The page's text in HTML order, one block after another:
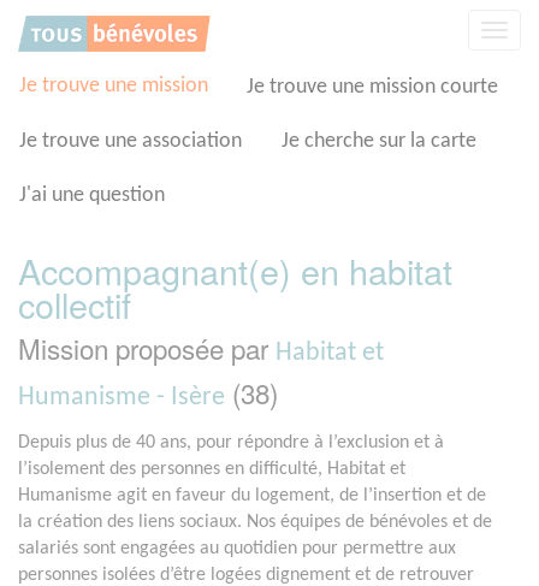
Je trouve une mission Je trouve une mission courte
Je trouve une association Je cherche sur la carte
J'ai une question
Accompagnant(e) en habitat
collectif
Mission proposée par Habitat et
Humanisme - Isère (38)
Depuis plus de 40 ans, pour répondre à l’exclusion et à
l’isolement des personnes en difficulté, Habitat et
Humanisme agit en faveur du logement, de l’insertion et de
la création des liens sociaux. Nos équipes de bénévoles et de
salariés sont engagées au quotidien pour permettre aux
personnes isolées d’être logées dignement et de retrouver
Panneau de gestion des cookies